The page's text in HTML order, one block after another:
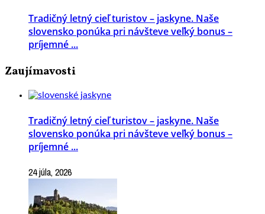
Tradičný letný cieľ turistov – jaskyne. Naše
slovensko ponúka pri návšteve veľký bonus –
príjemné ...
Zaujímavosti
Tradičný letný cieľ turistov – jaskyne. Naše
slovensko ponúka pri návšteve veľký bonus –
príjemné ...
24 júla, 2026